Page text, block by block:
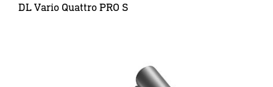
DL Vario Quattro PRO S